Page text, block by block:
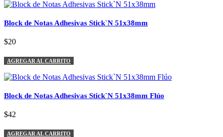
Block de Notas Adhesivas Stick`N 51x38mm
$20
AGREGAR AL CARRITO
Block de Notas Adhesivas Stick`N 51x38mm Flúo
$42
AGREGAR AL CARRITO